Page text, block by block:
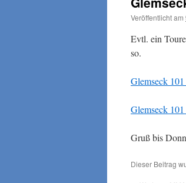
Veröffentlicht am
Evtl. ein
so.
Glemseck
Glemseck
Gruß bis
Dieser Beitrag